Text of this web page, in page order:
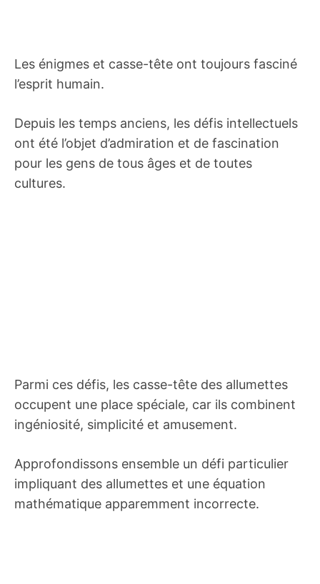
Les énigmes et casse-tête ont toujours fasciné
l’esprit humain.
Depuis les temps anciens, les défis intellectuels
ont été l’objet d’admiration et de fascination
pour les gens de tous âges et de toutes
cultures.
Parmi ces défis, les casse-tête des allumettes
occupent une place spéciale, car ils combinent
ingéniosité, simplicité et amusement.
Approfondissons ensemble un défi particulier
impliquant des allumettes et une équation
mathématique apparemment incorrecte.